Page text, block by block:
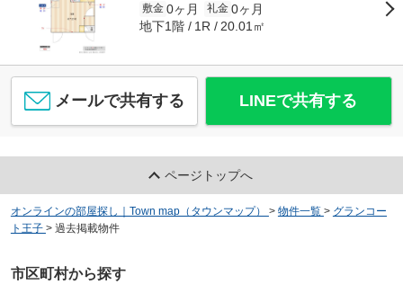
敷金 0ヶ月 礼金 0ヶ月
地下1階 1R 20.01㎡
メールで共有する LINEで共有する
ページトップへ
オンラインの部屋探し｜Town map（タウンマップ） > 物件一覧 > グランコー
ト王子 > 過去掲載物件
市区町村から探す